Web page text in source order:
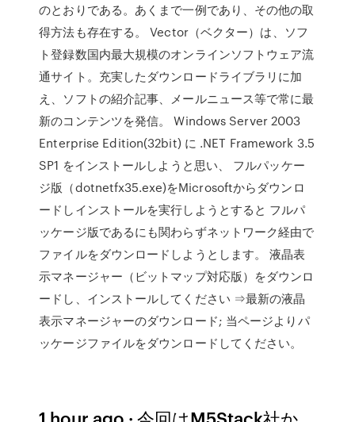
のとおりである。あくまで一例であり、その他の取
得方法も存在する。 Vector（ベクター）は、ソフ
ト登録数国内最大規模のオンラインソフトウェア流
通サイト。充実したダウンロードライブラリに加
え、ソフトの紹介記事、メールニュース等で常に最
新のコンテンツを発信。 Windows Server 2003
Enterprise Edition(32bit) に .NET Framework 3.5
SP1 をインストールしようと思い、 フルパッケー
ジ版（dotnetfx35.exe)をMicrosoftからダウンロ
ードしインストールを実行しようとすると フルパ
ッケージ版であるにも関わらずネットワーク経由で
ファイルをダウンロードしようとします。 液晶表
示マネージャー（ビットマップ対応版）をダウンロ
ードし、インストールしてください ⇒最新の液晶
表示マネージャーのダウンロード; 当ページよりパ
ッケージファイルをダウンロードしてください。